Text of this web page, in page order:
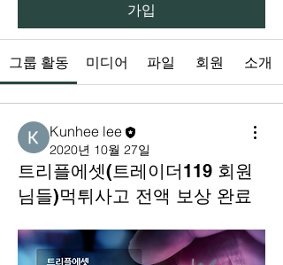
가입
그룹 활동 미디어 파일 회원 소개
Kunhee lee
2020년 10월 27일
트리플에셋(트레이더119 회원
님들)먹튀사고 전액 보상 완료